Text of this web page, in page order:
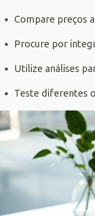
Compare preços
Procure por
Utilize análises
Teste diferentes